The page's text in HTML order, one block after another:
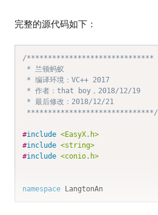
完整的源代码如下：
/******************************
* 兰顿蚂蚁
* 编译环境：VC++ 2017
* 作者：that boy，2018/12/19
* 最后修改：2018/12/21
******************************/
#include <EasyX.h>
#include <string>
#include <conio.h>
namespace LangtonAn